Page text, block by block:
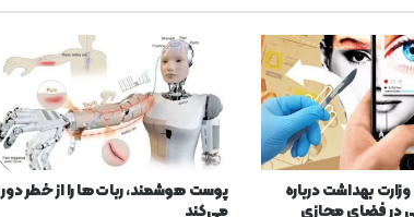
ر
ی‌
ه
ت
ع
ط
ی
ل
بهداشت درباره
در فضای مجازی
پوست هوشمند، ربات‌ها را از خطر دور
می‌کند